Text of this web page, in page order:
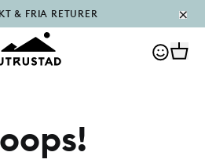
& FRIA RETURER
I OUTLET